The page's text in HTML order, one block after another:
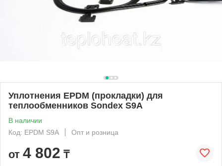
Уплотнения EPDM (прокладки) для
теплообменников Sondex S9A
В наличии
Код: EPDM S9A
Опт и розница
от 4 802 ₸